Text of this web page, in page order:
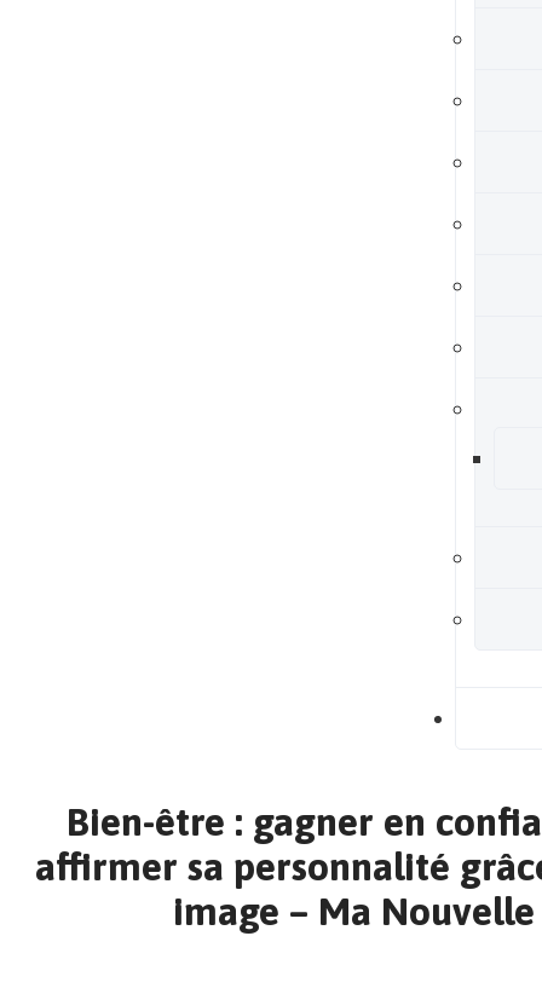
Bien-être : gagner en
affirmer sa personnalité
image – Ma